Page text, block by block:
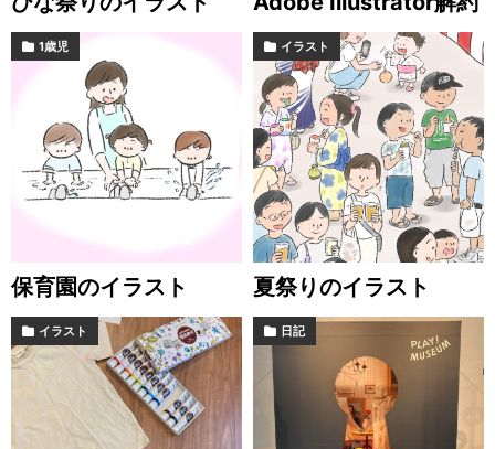
1歳児
保育園のイラスト
イラスト
夏祭りのイラスト
イラスト 日記